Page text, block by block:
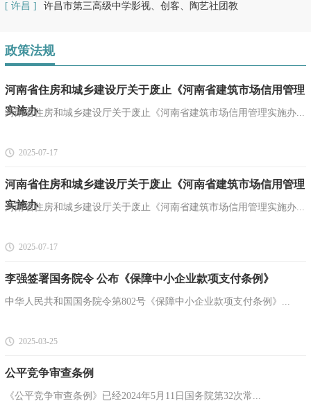
[ 许昌 ] 许昌市第三高级中学影视、创客、陶艺社团教
政策法规
河南省住房和城乡建设厅关于废止《河南省建筑市场信用管理
实施办
河南省住房和城乡建设厅关于废止《河南省建筑市场信用管理实施办...
2025-07-17
河南省住房和城乡建设厅关于废止《河南省建筑市场信用管理
实施办
河南省住房和城乡建设厅关于废止《河南省建筑市场信用管理实施办...
2025-07-17
李强签署国务院令 公布《保障中小企业款项支付条例》
中华人民共和国国务院令第802号《保障中小企业款项支付条例》...
2025-03-25
公平竞争审查条例
《公平竞争审查条例》已经2024年5月11日国务院第32次常...